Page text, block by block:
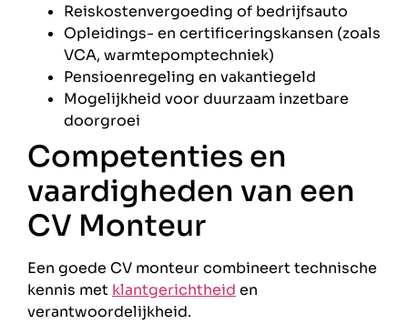
Reiskostenvergoeding of bedrijfsauto
Opleidings- en certificeringskansen (zoals
VCA, warmtepomptechniek)
Pensioenregeling en vakantiegeld
Mogelijkheid voor duurzaam inzetbare
doorgroei
Competenties en
vaardigheden van een
CV Monteur
Een goede CV monteur combineert technische
kennis met klantgerichtheid en
verantwoordelijkheid.